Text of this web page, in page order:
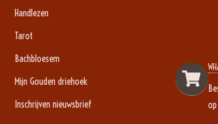
Handlezen
Tarot
Bachbloesem
Mijn Gouden driehoek
Inschrijven nieuwsbrief